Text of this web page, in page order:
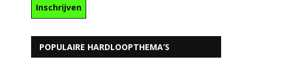
POPULAIRE HARDLOOPTHEMA’S